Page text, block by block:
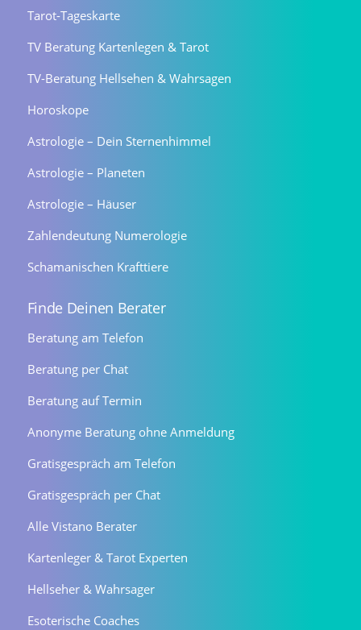
Tarot-Tageskarte
TV Beratung Kartenlegen & Tarot
TV-Beratung Hellsehen & Wahrsagen
Horoskope
Astrologie – Dein Sternenhimmel
Astrologie – Planeten
Astrologie – Häuser
Zahlendeutung Numerologie
Schamanischen Krafttiere
Finde Deinen Berater
Beratung am Telefon
Beratung per Chat
Beratung auf Termin
Anonyme Beratung ohne Anmeldung
Gratisgespräch am Telefon
Gratisgespräch per Chat
Alle Vistano Berater
Kartenleger & Tarot Experten
Hellseher & Wahrsager
Esoterische Coaches